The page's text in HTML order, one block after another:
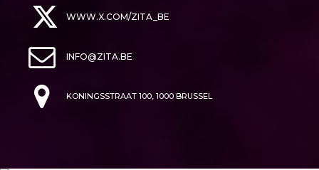
WWW.X.COM/ZITA_BE
INFO@ZITA.BE
KONINGSSTRAAT 100, 1000 BRUSSEL